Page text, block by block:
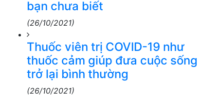
bạn chưa biết
(26/10/2021)
Thuốc viên trị COVID-19 như
thuốc cảm giúp đưa cuộc sống
trở lại bình thường
(26/10/2021)